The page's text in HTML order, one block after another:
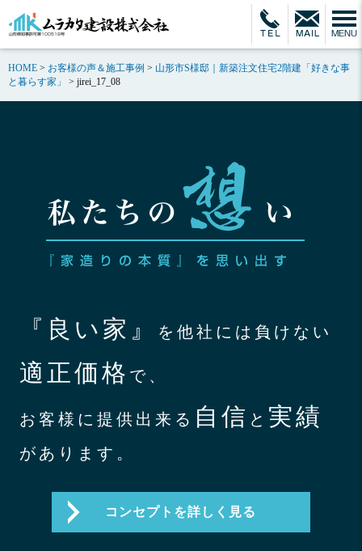
HOME > お客様の声＆施工事例 > 山形市S様邸｜新築注文住宅2階建「好きな事
と暮らす家」
> jirei_17_08
『良い家』 を他社には負けない
適正価格 で、
お客様に提供出来る 自信 と 実績
があります。
コンセプトを詳しく見る